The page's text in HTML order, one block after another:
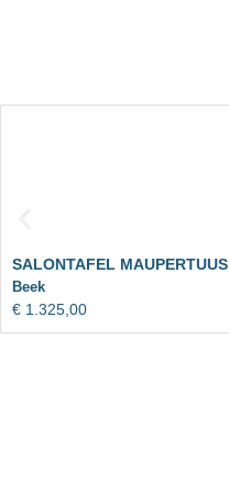
SALONTAFEL MAUPERTUUS
Beek
€ 1.325,00